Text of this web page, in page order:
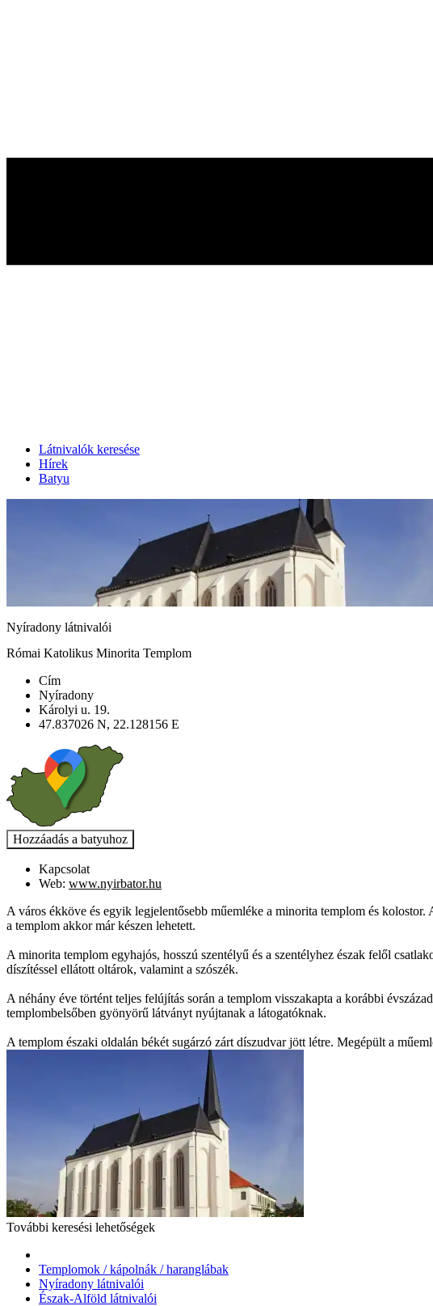
Látnivalók keresése
Hírek
Batyu
Nyíradony látnivalói
Római Katolikus Minorita Templom
Cím
Nyíradony
Károlyi u. 19.
47.837026 N, 22.128156 E
Kapcsolat
Web: www.nyirbator.hu
A város ékköve és egyik legjelentősebb műemléke a minorita templom és
a templom akkor már készen lehetett.
A minorita templom egyhajós, hosszú szentélyű és a szentélyhez észak felől
díszítéssel ellátott oltárok, valamint a szószék.
A néhány éve történt teljes felújítás során a templom visszakapta a korábbi
templombelsőben gyönyörű látványt nyújtanak a látogatóknak.
A templom északi oldalán békét sugárzó zárt díszudvar jött létre. Megépült a
További keresési lehetőségek
Templomok / kápolnák / haranglábak
Nyíradony látnivalói
Észak-Alföld látnivalói